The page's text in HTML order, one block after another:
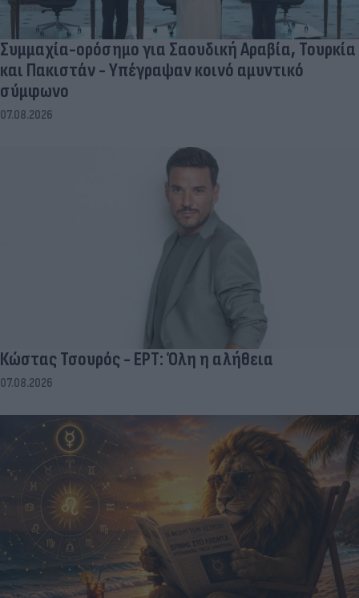
Συμμαχία-ορόσημο για Σαουδική Αραβία, Τουρκία
και Πακιστάν - Υπέγραψαν κοινό αμυντικό
σύμφωνο
07.08.2026
Κώστας Τσουρός - ΕΡΤ: Όλη η αλήθεια
07.08.2026